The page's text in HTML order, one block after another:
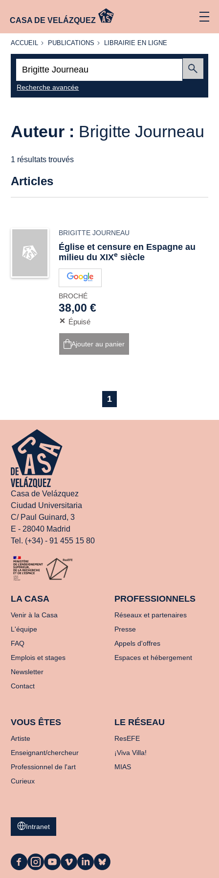
CASA DE VELÁZQUEZ
ACCUEIL
ACCUEIL PUBLICATIONS
PUBLICATIONS
LIBRAIRIE
LIBRAIRIE EN LIGNE
Recherche avancée
Auteur : Brigitte Journeau
1 résultats trouvés
Articles
BRIGITTE JOURNEAU
Église et censure en Espagne au
milieu du XIXe siècle
BROCHÉ
38,00 €
Épuisé
Ajouter au panier
1
Casa de Velázquez
Ciudad Universitaria
C/ Paul Guinard, 3
E - 28040 Madrid
Tel. (+34) - 91 455 15 80
LA CASA
Venir à la Casa
L'équipe
FAQ
Emplois et stages
Newsletter
Contact
PROFESSIONNELS
Réseaux et partenaires
Presse
Appels d'offres
Espaces et hébergement
VOUS ÊTES
Artiste
Enseignant/chercheur
Professionnel de l'art
Curieux
LE RÉSEAU
ResEFE
¡Viva Villa!
MIAS
Intranet
La
La
La
La
La
La